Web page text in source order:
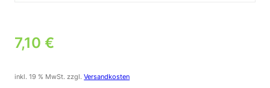
7,10 €
inkl. 19 % MwSt. zzgl.Versandkosten